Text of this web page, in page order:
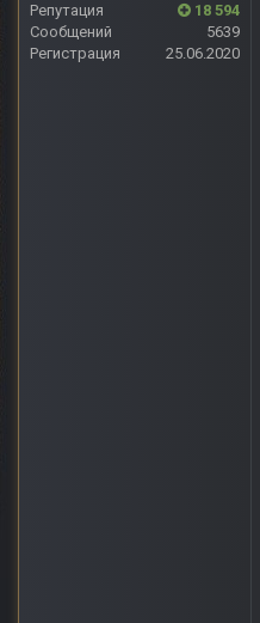
Репутация
18 594
Сообщений
5639
Регистрация
25.06.2020